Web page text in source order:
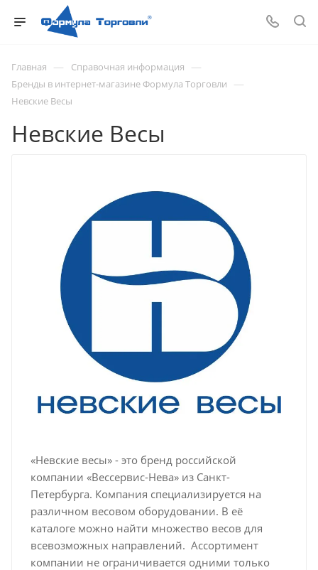
Главная — Справочная информация —
Бренды в интернет-магазине Формула Торговли —
Невские Весы
Невские Весы
«Невские весы» - это бренд российской
компании «Вессервис-Нева» из Санкт-
Петербурга. Компания специализируется на
различном весовом оборудовании. В её
каталоге можно найти множество весов для
всевозможных направлений. Ассортимент
компании не ограничивается одними только